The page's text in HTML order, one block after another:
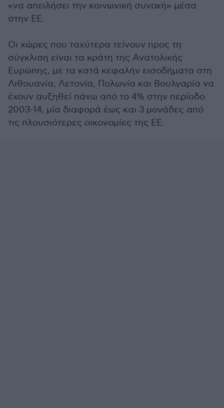
«να απειλήσει την κοινωνική συνοχή» μέσα
στην ΕΕ.
Οι χώρες που ταχύτερα τείνουν προς τη
σύγκλιση είναι τα κράτη της Ανατολικής
Ευρώπης, με τα κατά κεφαλήν εισοδήματα στη
Λιθουανία, Λετονία, Πολωνία και Βουλγαρία να
έχουν αυξηθεί πάνω από το 4% στην περίοδο
2003-14, μία διαφορά έως και 3 μονάδες από
τις πλουσιότερες οικονομίες της ΕΕ.